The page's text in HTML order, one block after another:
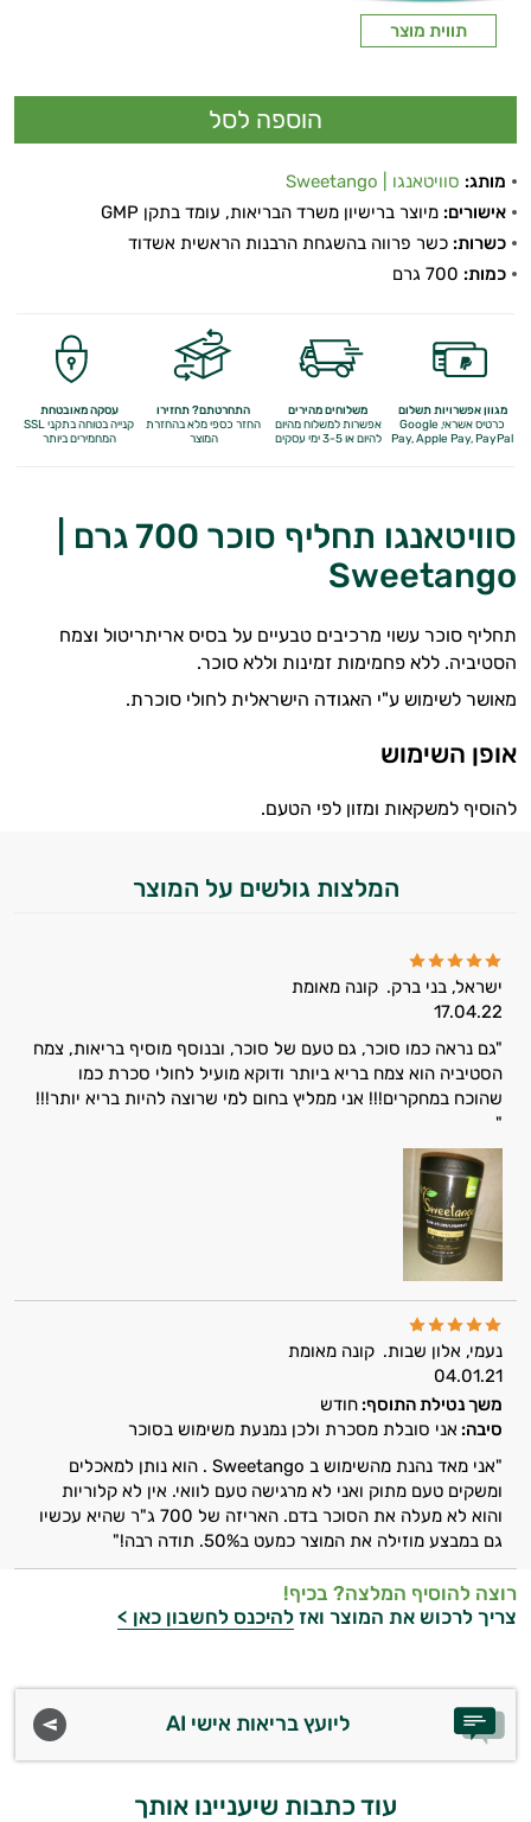
בעיות שינה
גברים
הורדת כולסטרול
חרדה, מתח ודיכאון
איזון לחץ דם
גאוט
גסטריטיס
דלקות
דלקות פרקים
דרכי השתן
הליקובקטר פילורי
לב וכלי דם
מיגרנה - כאב ראש
מערכת החיסון
נשים
ניקוי רעלים
נשירת שיער
עייפות
עיכוב הזדקנות
תווית מוצר
מותג: סוויטאנגו | Sweetango
אישורים: מיוצר ברישיון משרד הבריאות, עומד בתקן GMP
כשרות: כשר פרווה בהשגחת הרבנות הראשית אשדוד
כמות:
מגוון אפשרויות תשלום
כרטיס אשראי, Google
Pay,Apple Pay, PayPal
משלוחים מהירים
אפשרות למשלוח מהיום
להיום או 3-5 ימי עסקים
התחרטתם? תחזירו
החזר כספי מלאבהחזרת
המוצר
עסקה מאובטחת
קנייה בטוחה בתקני SSL
המחמירים ביותר
סוויטאנגו תחליף סוכר 700 גרם |
Sweetango
תחליף סוכר עשוי מרכיבים טבעיים על בסיס אריתריטול וצמח
הסטיביה. ללא פחמימות זמינות וללא סוכר.
מאושר לשימוש ע"י האגודה הישראלית לחולי סוכרת.
אופן השימוש
להוסיף למשקאות ומזון לפי הטעם.
המלצות גולשים על המוצר
ישראל, בני ברק. קונה מאומת
17.04.22
"גם נראה כמו סוכר, גם טעם של סוכר, ובנוסף מוסיף בריאות, צמח
הסטיביה הוא צמח בריא ביותר ודוקא מועיל לחולי סכרת כמו
שהוכח במחקרים!!! אני ממליץ בחום למי שרוצה להיות בריא יותר!!!
"
נעמי, אלון שבות. קונה מאומת
04.01.21
משך נטילת התוסף: חודש
סיבה: אני סובלת מסכרת ולכן נמנעת משימוש בסוכר
"אני מאד נהנת מהשימוש ב Sweetango . הוא נותן למאכלים
ומשקים טעם מתוק ואני לא מרגישה טעם לוואי. אין לא קלוריות
והוא לא מעלה את הסוכר בדם. האריזה של 700 ג"ר שהיא עכשיו
גם במבצע מוזילה את המוצר כמעט ב50%. תודה רבה!"
רוצה להוסיף המלצה? בכיף!
צריך לרכוש את המוצר ואז להיכנס לחשבון כאן >
ליועץ בריאות אישי AI
עוד כתבות שיעניינו אותך